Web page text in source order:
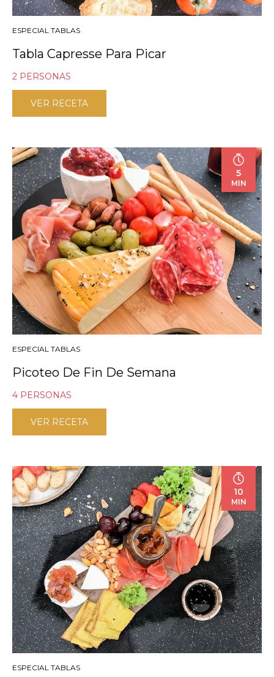
ESPECIAL TABLAS
Tabla Capresse Para Picar
2 PERSONAS
VER RECETA
5
MIN
ESPECIAL TABLAS
Picoteo De Fin De Semana
4 PERSONAS
VER RECETA
10
MIN
ESPECIAL TABLAS